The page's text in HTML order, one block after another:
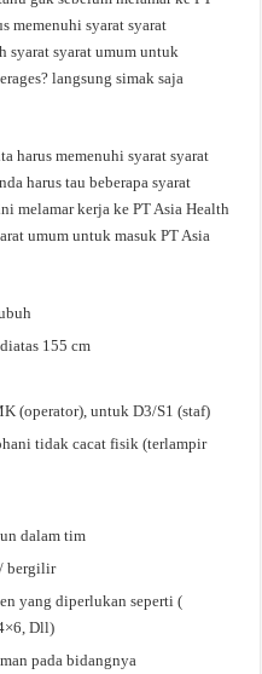
memenuhi syarat syarat
syarat syarat umum untuk
langsung simak saja
harus memenuhi syarat syarat
harus tau beberapa syarat
melamar kerja ke PT Asia Health
umum untuk masuk PT Asia
155 cm
(operator), untuk D3/S1 (staf)
tidak cacat fisik (terlampir
dalam tim
bergilir
yang diperlukan seperti (
Dll)
pada bidangnya